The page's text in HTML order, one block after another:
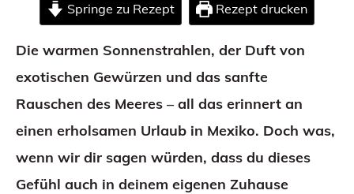
Springe zu Rezept Rezept drucken
Die warmen Sonnenstrahlen, der Duft von
exotischen Gewürzen und das sanfte
Rauschen des Meeres – all das erinnert an
einen erholsamen Urlaub in Mexiko. Doch was,
wenn wir dir sagen würden, dass du dieses
Gefühl auch in deinem eigenen Zuhause